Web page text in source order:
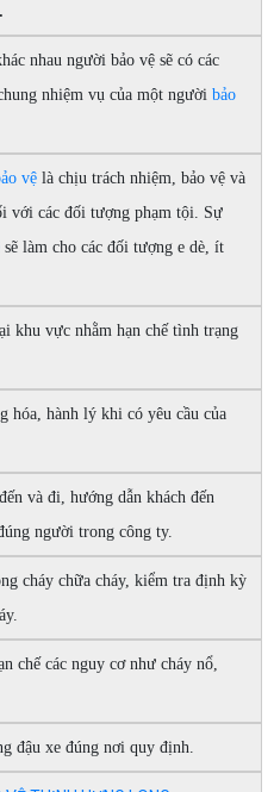
nhau người bảo vệ sẽ có các
nhiệm vụ của một người bảo
vệ là chịu trách nhiệm, bảo vệ và
với các đối tượng phạm tội. Sự
sẽ làm cho các đối tượng e dè, ít
khu vực nhằm hạn chế tình trạng
hóa, hành lý khi có yêu cầu của
và đi, hướng dẫn khách đến
người trong công ty.
cháy chữa cháy, kiểm tra định kỳ
chế các nguy cơ như cháy nổ,
đậu xe đúng nơi quy định.